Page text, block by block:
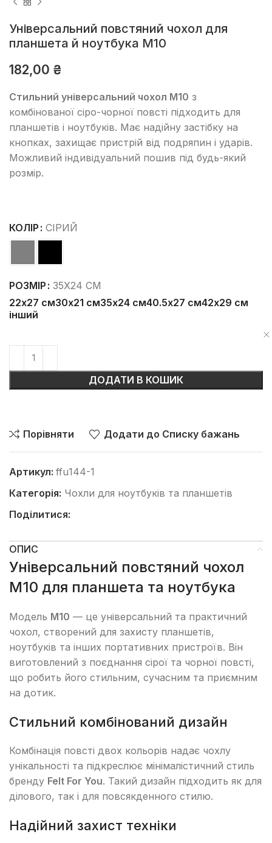
Універсальний повстяний чохол для
планшета й ноутбука М10
182,00 ₴
Стильний універсальний чохол М10 з
комбінованої сіро-чорної повсті підходить для
планшетів і ноутбуків. Має надійну застібку на
кнопках, захищає пристрій від подряпин і ударів.
Можливий індивідуальний пошив під будь-який
розмір.
КОЛІР СІРИЙ
РОЗМІР 35Х24 СМ
22х27 см30х21 см35х24 см40.5х27 см42х29 см
інший
ДОДАТИ В КОШИК
Порівняти Додати до Списку бажань
Артикул: ffu144-1
Категорія: Чохли для ноутбуків та планшетів
Поділитися:
ОПИС
Універсальний повстяний чохол
М10 для планшета та ноутбука
Модель М10 — це універсальний та практичний
чохол, створений для захисту планшетів,
ноутбуків та інших портативних пристроїв. Він
виготовлений з поєднання сірої та чорної повсті,
що робить його стильним, сучасним та приємним
на дотик.
Стильний комбінований дизайн
Комбінація повсті двох кольорів надає чохлу
унікальності та підкреслює мінімалістичний стиль
бренду Felt For You. Такий дизайн підходить як для
ділового, так і для повсякденного стилю.
Надійний захист техніки